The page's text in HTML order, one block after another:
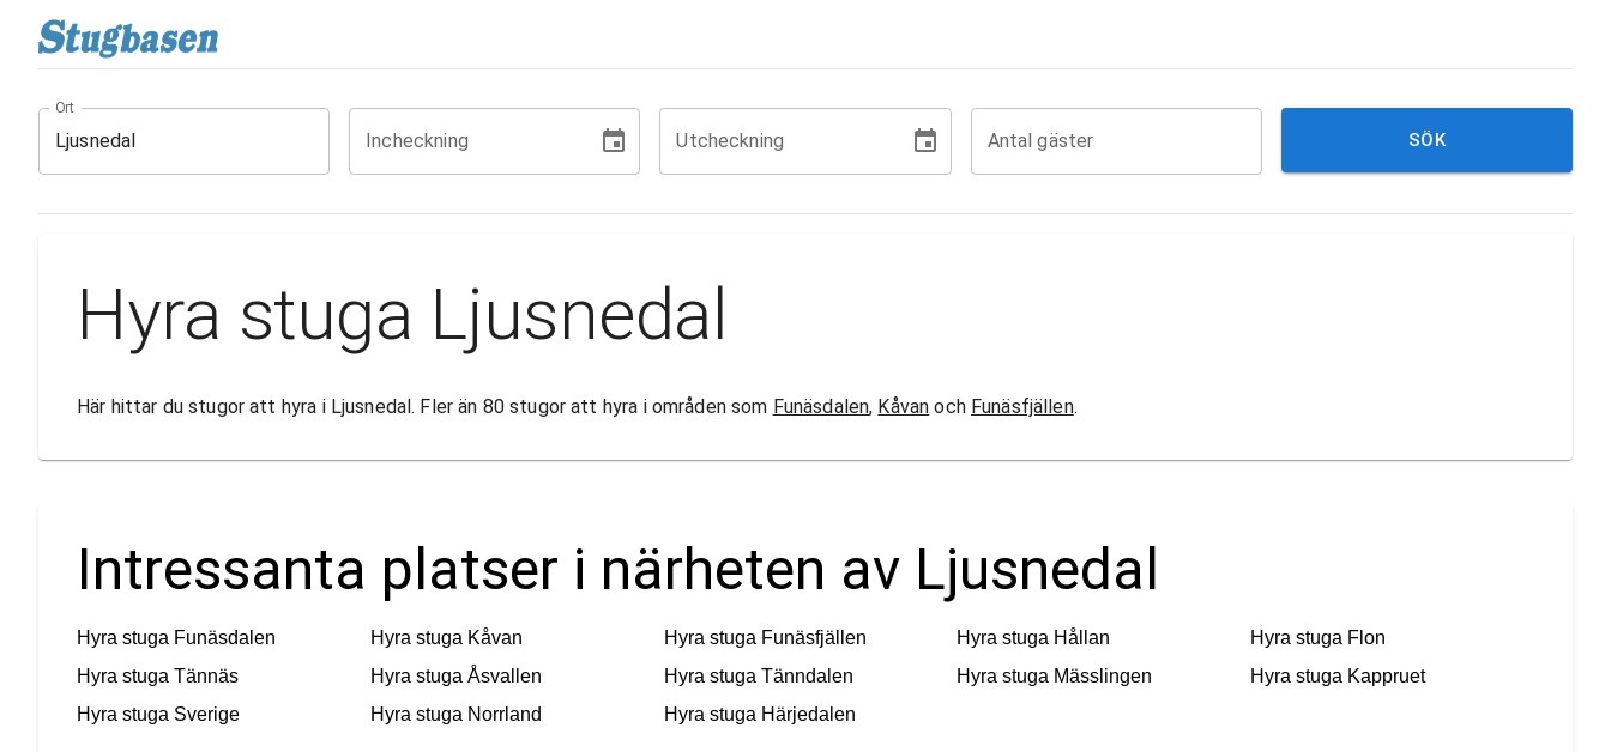
Ort
Incheckning Utcheckning Antal gäster SÖK
Hyra stuga Ljusnedal
Här hittar du stugor att hyra i Ljusnedal. Fler än 80 stugor att hyra i områden som Funäsdalen, Kåvan och Funäsfjällen.
Intressanta platser i närheten av Ljusnedal
Hyra stuga Funäsdalen Hyra stuga Kåvan Hyra stuga Funäsfjällen Hyra stuga Hållan Hyra stuga Flon
Hyra stuga Tännäs Hyra stuga Åsvallen Hyra stuga Tänndalen Hyra stuga Mässlingen Hyra stuga Kappruet
Hyra stuga Sverige Hyra stuga Norrland Hyra stuga Härjedalen